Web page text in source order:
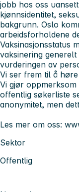
jobb hos oss
kjønnsidentitet,
bakgrunn. Oslo
arbeidsforholdene
Vaksinasjonsstatus
vaksinering
vurderingen av
Vi ser frem til å
Vi gjør
offentlig søkerliste
anonymitet, men
Les mer om oss:
Sektor
Offentlig